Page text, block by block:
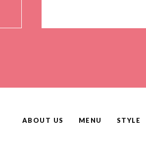
ABOUT US MENU STYLE